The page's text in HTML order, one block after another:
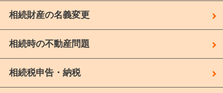
相続財産の名義変更
相続時の不動産問題
相続税申告・納税